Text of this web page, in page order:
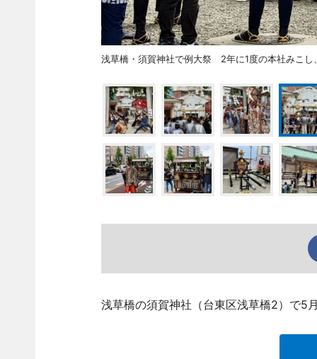
浅草橋・須賀神社で例大祭 2年に1度の本社みこし
浅草橋の須賀神社（台東区浅草橋2）で5